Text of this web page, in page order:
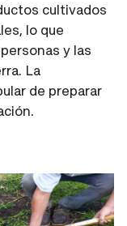
cultivados
lo que
y las
La
de preparar